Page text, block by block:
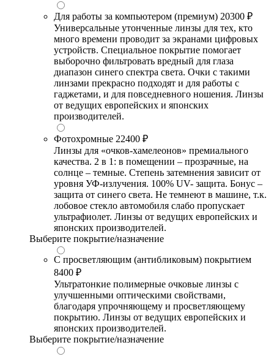
Для работы за компьютером (премиум) 20300 ₽
Универсальные утонченные линзы для тех, кто
много времени проводит за экранами цифровых
устройств. Специальное покрытие помогает
выборочно фильтровать вредный для глаза
диапазон синего спектра света. Очки с такими
линзами прекрасно подходят и для работы с
гаджетами, и для повседневного ношения. Линзы
от ведущих европейских и японских
производителей.
Фотохромные 22400 ₽
Линзы для «очков-хамелеонов» премиального
качества. 2 в 1: в помещении – прозрачные, на
солнце – темные. Степень затемнения зависит от
уровня УФ-излучения. 100% UV- защита. Бонус –
защита от синего света. Не темнеют в машине, т.к.
лобовое стекло автомобиля слабо пропускает
ультрафиолет. Линзы от ведущих европейских и
японских производителей.
Выберите покрытие/назначение
С просветляющим (антибликовым) покрытием
8400 ₽
Ультратонкие полимерные очковые линзы с
улучшенными оптическими свойствами,
благодаря упрочняющему и просветляющему
покрытию. Линзы от ведущих европейских и
японских производителей.
Выберите покрытие/назначение